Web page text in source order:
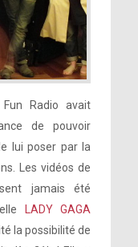
Radio avait
de pouvoir
lui poser par la
Les vidéos de
jamais été
LADY GAGA
la possibilité de